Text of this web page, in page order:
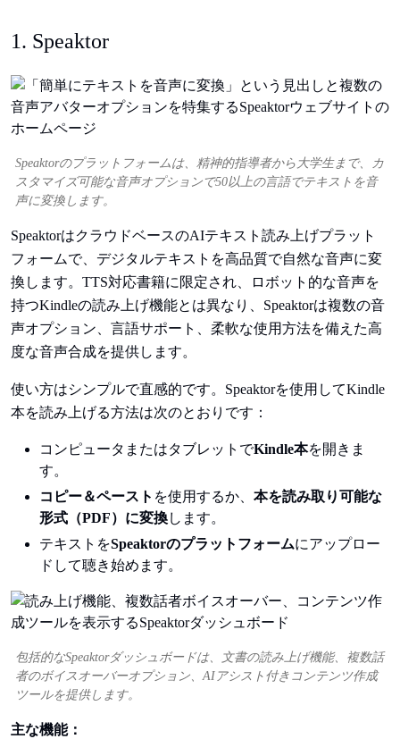
1. Speaktor
Speaktorのプラットフォームは、精神的指導者から大学生まで、カ
スタマイズ可能な音声オプションで50以上の言語でテキストを音
声に変換します。
SpeaktorはクラウドベースのAIテキスト読み上げプラット
フォームで、デジタルテキストを高品質で自然な音声に変
換します。TTS対応書籍に限定され、ロボット的な音声を
持つKindleの読み上げ機能とは異なり、Speaktorは複数の音
声オプション、言語サポート、柔軟な使用方法を備えた高
度な音声合成を提供します。
使い方はシンプルで直感的です。Speaktorを使用してKindle
本を読み上げる方法は次のとおりです：
コンピュータまたはタブレットでKindle本を開きま
す。
コピー＆ペースト を使用するか、 本を読み取り可能な
形式（PDF）に変換します。
テキストをSpeaktorのプラットフォームにアップロー
ドして聴き始めます。
包括的なSpeaktorダッシュボードは、文書の読み上げ機能、複数話
者のボイスオーバーオプション、AIアシスト付きコンテンツ作成
ツールを提供します。
主な機能：